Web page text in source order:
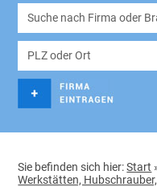
Sie befinden sich hier:Start
Werkstätten,